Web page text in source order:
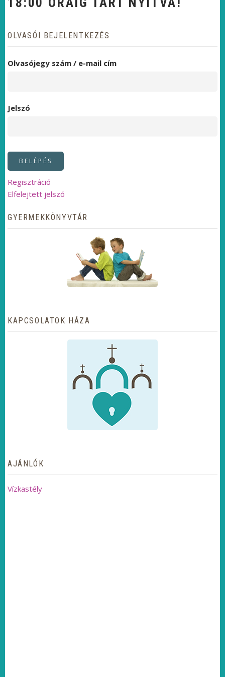
OLVASÓI BEJELENTKEZÉS
Olvasójegy szám / e-mail cím
Jelszó
Regisztráció
Elfelejtett jelszó
GYERMEKKÖNYVTÁR
KAPCSOLATOK HÁZA
AJÁNLÓK
Vízkastély